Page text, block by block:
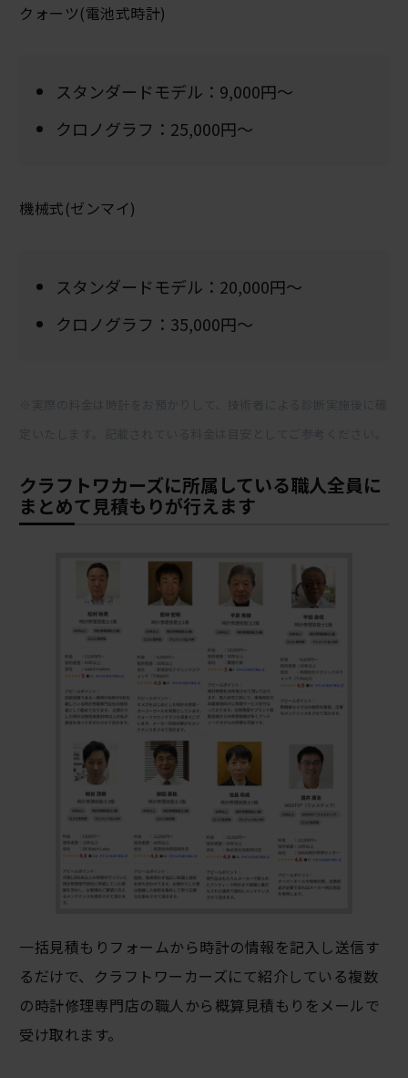
クォーツ(電池式時計)
スタンダードモデル：9,000円～
クロノグラフ：25,000円～
機械式(ゼンマイ)
スタンダードモデル：20,000円～
クロノグラフ：35,000円～
クラフトワカーズに所属している職人全員に
まとめて見積もりが行えます
一括見積もりフォームから時計の情報を記入し送信す
るだけで、クラフトワーカーズにて紹介している複数
の時計修理専門店の職人から概算見積もりをメールで
受け取れます。